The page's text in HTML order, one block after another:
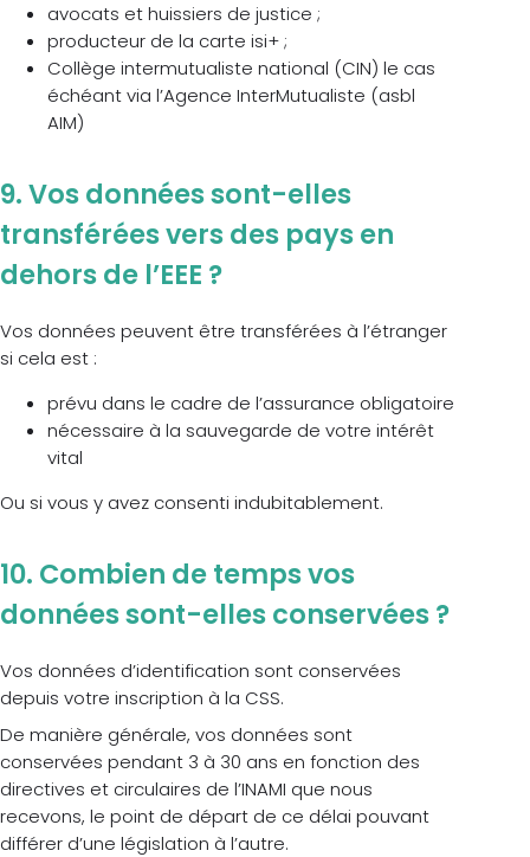
avocats et huissiers de justice ;
producteur de la carte isi+ ;
Collège intermutualiste national (CIN) le cas
échéant via l’Agence InterMutualiste (asbl
AIM)
9. Vos données sont-elles
transférées vers des pays en
dehors de l’EEE ?
Vos données peuvent être transférées à l’étranger
si cela est :
prévu dans le cadre de l’assurance obligatoire
nécessaire à la sauvegarde de votre intérêt
vital
Ou si vous y avez consenti indubitablement.
10. Combien de temps vos
données sont-elles conservées ?
Vos données d’identification sont conservées
depuis votre inscription à la CSS.
De manière générale, vos données sont
conservées pendant 3 à 30 ans en fonction des
directives et circulaires de l’INAMI que nous
recevons, le point de départ de ce délai pouvant
différer d’une législation à l’autre.